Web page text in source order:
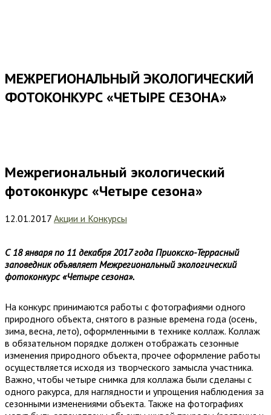
МЕЖРЕГИОНАЛЬНЫЙ ЭКОЛОГИЧЕСКИЙ
ФОТОКОНКУРС «ЧЕТЫРЕ СЕЗОНА»
Межрегиональный экологический
фотоконкурс «Четыре сезона»
12.01.2017 Акции и Конкурсы
С 18 января по 11 декабря 2017 года Приокско-Террасный
заповедник объявляет Межрегиональный экологический
фотоконкурс «Четыре сезона».
На конкурс принимаются работы с фотографиями одного
природного объекта, снятого в разные времена года (осень,
зима, весна, лето), оформленными в технике коллаж. Коллаж
в обязательном порядке должен отображать сезонные
изменения природного объекта, прочее оформление работы
осуществляется исходя из творческого замысла участника.
Важно, чтобы четыре снимка для коллажа были сделаны с
одного ракурса, для наглядности и упрощения наблюдения за
сезонными изменениями объекта. Также на фотографиях